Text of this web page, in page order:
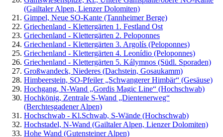
(Gailtaler Alpen, Lienzer Dolomiten)
Gimpel, Neue SO-Kante (Tannheimer Berge)
Griechenland - Klettergärten 1. Festland Ost
Griechenland - Klettergärten 2. Peloponnes
Griechenland - Klettergärten 3. Argolís (Peloponnes)
Griechenland - Klettergärten 4. Leonídio (Peloponnes)
Griechenland - Klettergärten 5. Kálymnos (Südl. Sporaden)
Großwandeck, Niederes (Dachstein, Gosaukamm)
Himbeerstein, SO-Pfeiler „Schwangerer Himbär“ (Gesäuse)
Hochgang, N-Wand „Gordis Magic Line“ (Hochschwab)
Hochkönig, Zentrale S-Wand „Dientenerweg“
(Berchtesgadener Alpen)
Hochschwab - Kl.Schwab, S-Wände (Hochschwab)
Hochstadel, N-Wand (Gailtaler Alpen, Lienzer Dolomiten)
Hohe Wand (Gutensteiner Alpen)